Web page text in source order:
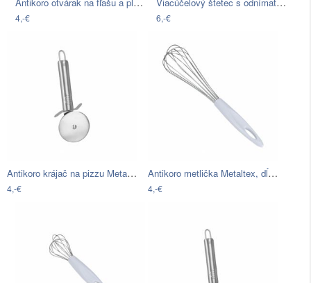
4,-€ 6,-€
Antikoro krájač na pizzu Metaltex Pizza…
4,-€
Antikoro metlička Metaltex, dĺžka 30 cm
4,-€